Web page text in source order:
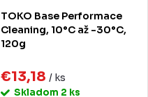
TOKO Base Performace
Cleaning, 10°C až -30°C,
120g
€13,18 / ks
Skladom 2 ks